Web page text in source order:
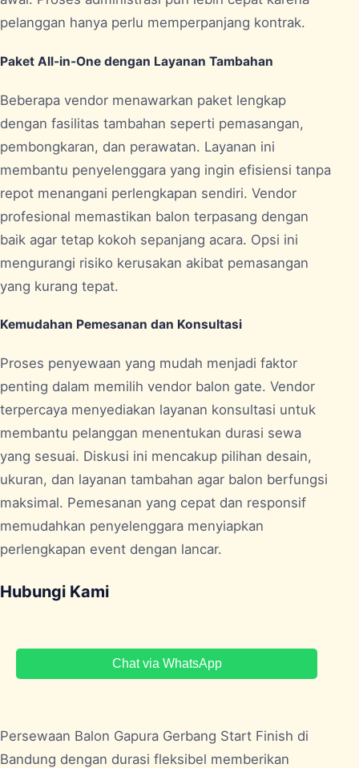
pelanggan hanya perlu memperpanjang kontrak.
Paket All-in-One dengan Layanan Tambahan
Beberapa vendor menawarkan paket lengkap
dengan fasilitas tambahan seperti pemasangan,
pembongkaran, dan perawatan. Layanan ini
membantu penyelenggara yang ingin efisiensi tanpa
repot menangani perlengkapan sendiri. Vendor
profesional memastikan balon terpasang dengan
baik agar tetap kokoh sepanjang acara. Opsi ini
mengurangi risiko kerusakan akibat pemasangan
yang kurang tepat.
Kemudahan Pemesanan dan Konsultasi
Proses penyewaan yang mudah menjadi faktor
penting dalam memilih vendor balon gate. Vendor
terpercaya menyediakan layanan konsultasi untuk
membantu pelanggan menentukan durasi sewa
yang sesuai. Diskusi ini mencakup pilihan desain,
ukuran, dan layanan tambahan agar balon berfungsi
maksimal. Pemesanan yang cepat dan responsif
memudahkan penyelenggara menyiapkan
perlengkapan event dengan lancar.
Hubungi Kami
Chat via WhatsApp
Persewaan Balon Gapura Gerbang Start Finish di
Bandung dengan durasi fleksibel memberikan